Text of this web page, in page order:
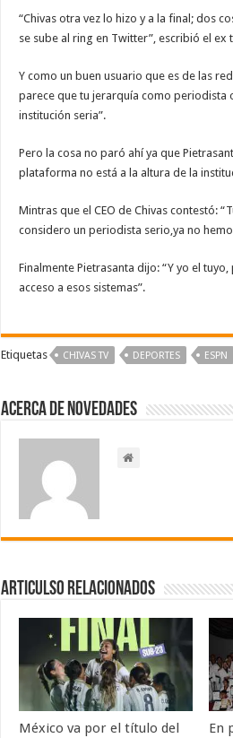
“Chivas otra vez lo hizo y a la final; dos
se sube al ring en Twitter”, escribió el ex
Y como un buen usuario que es de las
parece que tu jerarquía como periodista
institución seria”.
Pero la cosa no paró ahí ya que
plataforma no está a la altura de la
Mintras que el CEO de Chivas contestó:
considero un periodista serio,ya no
Finalmente Pietrasanta dijo: “Y yo el
acceso a esos sistemas”.
Etiquetas CHIVAS TV DEPORTES ESPN
Acerca de NOVEDADES
Articulso Relacionados
México va por el título del
En